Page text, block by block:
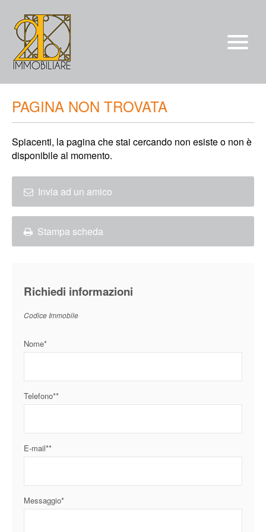
Affitti
chi siamo
Contatti
PAGINA NON TROVATA
Spiacenti, la pagina che stai cercando non esiste o non è
disponibile al momento.
Invia ad un amico
Stampa scheda
Richiedi informazioni
Codice Immobile
Nome*
Telefono**
E-mail**
Messaggio*